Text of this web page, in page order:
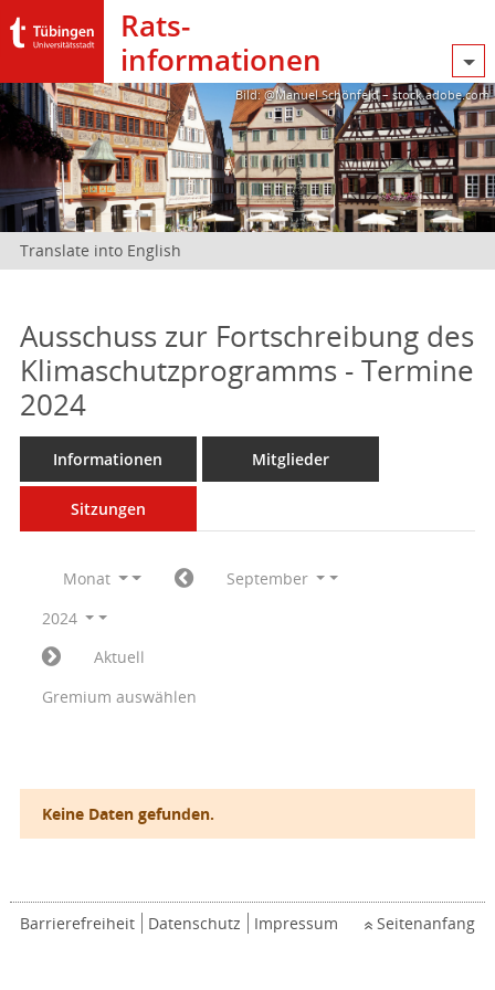
Rats­
informationen
Bild: @Manuel Schönfeld – stock.adobe.com
Translate into English
Ausschuss zur Fortschreibung des
Klimaschutzprogramms - Termine
2024
Informationen Mitglieder
Sitzungen
Monat
September
2024
Aktuell
Gremium auswählen
Keine Daten gefunden.
Barrierefreiheit Datenschutz Impressum Seitenanfang